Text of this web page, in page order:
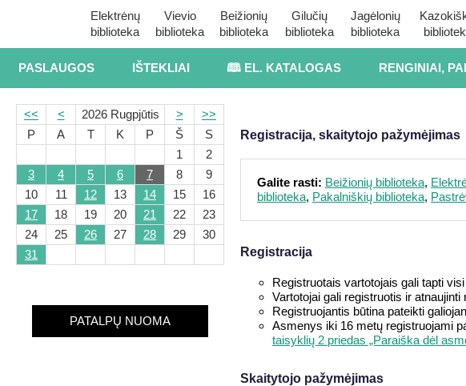
Elektrėnų
biblioteka
Vievio
biblioteka
Beižionių
biblioteka
Gilučių
biblioteka
Jagėlonių
biblioteka
PASLAUGOS IŠTEKLIAI 🕮 EL. KATALOGAS RENGINIAI,
<< < 2026 Rugpjūtis >
>>
P
A T K P Š
S
1
2
3
4 5 6 7 8
9
10
11 12 13 14 15
16
17
18 19 20 21 22
23
24
25 26 27 28 29
30
31
PATALPŲ NUOMA
Registracija, skaitytojo pažymėjimas
Galite rasti: Beižionių biblioteka,
biblioteka, Pakalniškių biblioteka,
Registracija
Registruotais vartotojais gali tapti
Vartotojai gali registruotis ir
Registruojantis būtina pateikti
Asmenys iki 16 metų registruojami
taisyklių 2 priedas „Paraiška dėl
Skaitytojo pažymėjimas